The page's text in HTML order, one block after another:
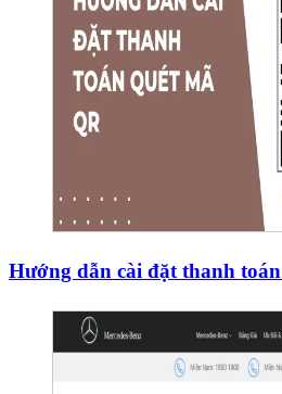
Hướng dẫn cài đặt thanh